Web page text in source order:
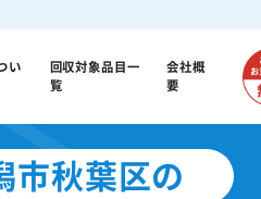
い
回収対象品目一
覧
会社概
要
市秋葉区の